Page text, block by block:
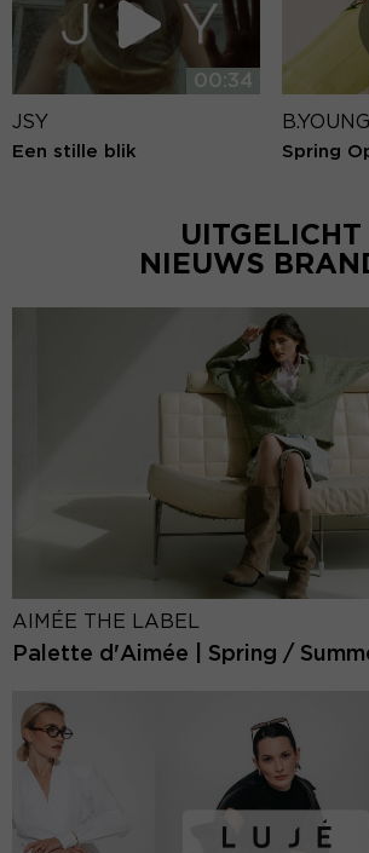
00:34
JSY
Een stille blik
B.YOUNG
Spring
UITGELICHT
NIEUWS
AIMÉE THE LABEL
Palette d'Aimée | Spring /